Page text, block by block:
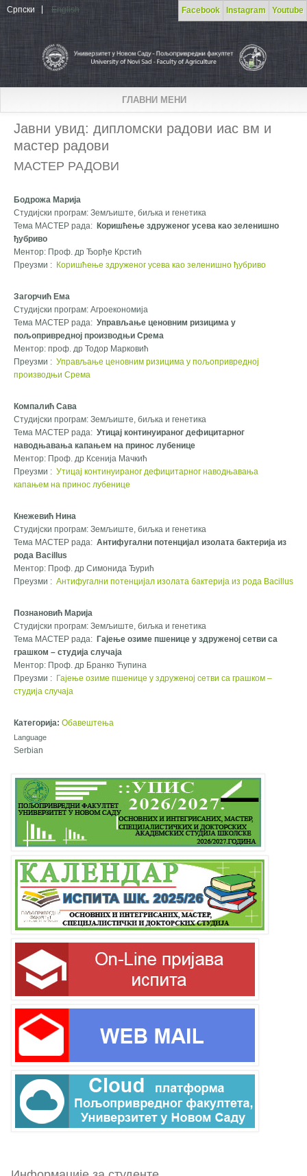
Skip to main content Facebook Instagram Youtube
Српски English
ГЛАВНИ МЕНИ
Јавни увид: дипломски радови иас вм и
мастер радови
МАСТЕР РАДОВИ
Бодрожа Марија
Студијски програм: Земљиште, биљка и генетика
Тема МАСТЕР рада: Коришћење здруженог усева као зеленишно
ђубриво
Ментор: Проф. др Ђорђе Крстић
Преузми : Коришћење здруженог усева као зеленишно ђубриво
Загорчић Ема
Студијски програм: Агроекономија
Тема МАСТЕР рада: Управљање ценовним ризицима у
пољопривредној производњи Срема
Ментор: проф. др Тодор Марковић
Преузми : Управљање ценовним ризицима у пољопривредној
производњи Срема
Компалић Сава
Студијски програм: Земљиште, биљка и генетика
Тема МАСТЕР рада: Утицај континуираног дефицитарног
наводњавања капањем на принос лубенице
Ментор: Проф. др Ксенија Мачкић
Преузми : Утицај континуираног дефицитарног наводњавања
капањем на принос лубенице
Кнежевић Нина
Студијски програм: Земљиште, биљка и генетика
Тема МАСТЕР рада: Антифугални потенцијал изолата бактерија из
рода Bacillus
Ментор: Проф. др Симонида Ђурић
Преузми : Антифугални потенцијал изолата бактерија из рода Bacillus
Познановић Марија
Студијски програм: Земљиште, биљка и генетика
Тема МАСТЕР рада: Гајење озиме пшенице у здруженој сетви са
грашком – студија случаја
Ментор: Проф. др Бранко Ћупина
Преузми : Гајење озиме пшенице у здруженој сетви са грашком –
студија случаја
Категорија: Обавештења
Language
Serbian